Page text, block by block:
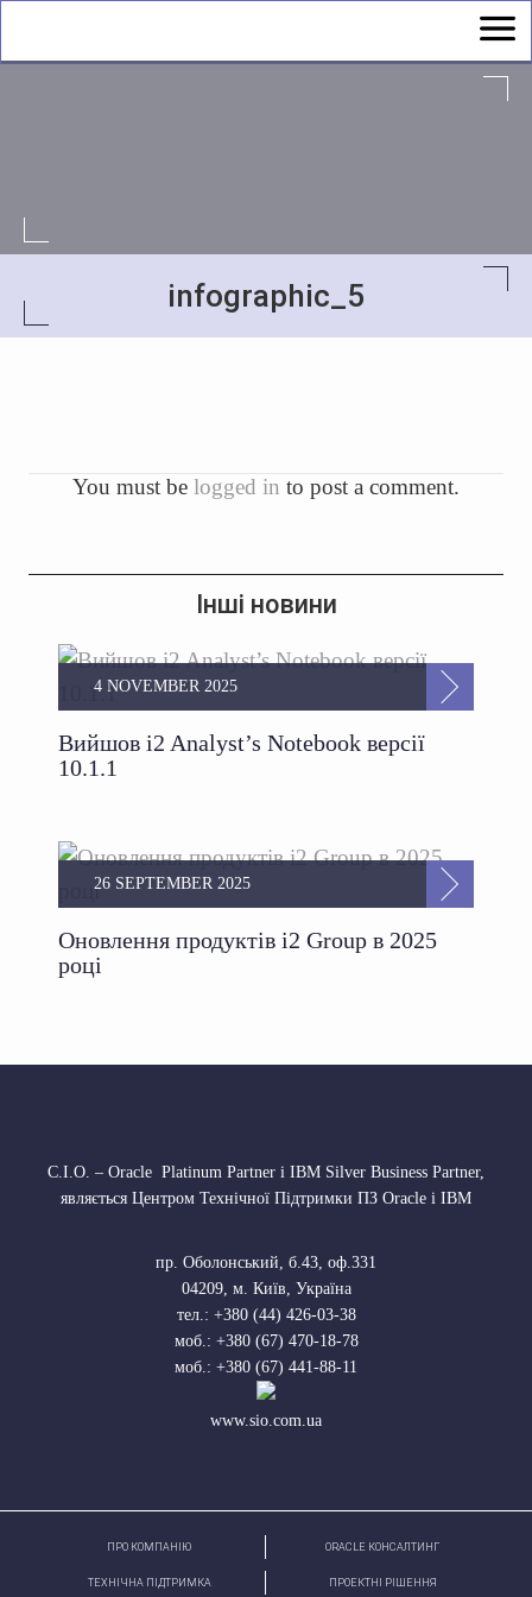
infographic_5
You must be logged in to post a comment.
Інші новини
Вийшов i2 Analyst’s Notebook версії
10.1.1
4 NOVEMBER 2025
Оновлення продуктів i2 Group в 2025
році
26 SEPTEMBER 2025
С.І.О. – Oracle Platinum Partner і IBM Silver Business Partner,
являється Центром Технічної Підтримки ПЗ Oracle і IBM
пр. Оболонський, б.43, оф.331
04209, м. Київ, Україна
тел.: +380 (44) 426-03-38
моб.: +380 (67) 470-18-78
моб.: +380 (67) 441-88-11
www.sio.com.ua
ПРО КОМПАНІЮ ORACLE КОНСАЛТИНГ
ТЕХНІЧНА ПІДТРИМКА ПРОЕКТНІ РІШЕННЯ